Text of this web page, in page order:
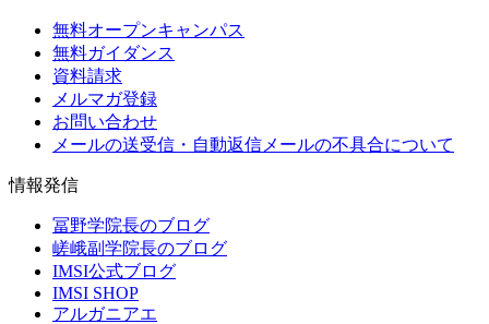
無料オープンキャンパス
無料ガイダンス
資料請求
メルマガ登録
お問い合わせ
メールの送受信・自動返信メールの不具合について
情報発信
冨野学院長のブログ
嵯峨副学院長のブログ
IMSI公式ブログ
IMSI SHOP
アルガニアエ